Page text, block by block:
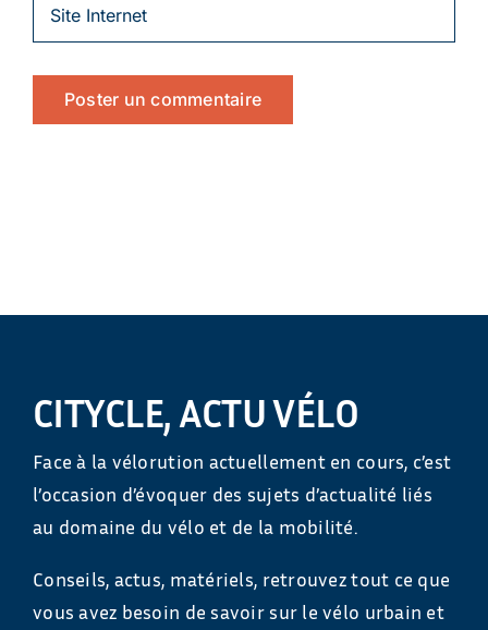
CITYCLE, ACTU VÉLO
Face à la vélorution actuellement en cours, c’est
l’occasion d’évoquer des sujets d’actualité liés
au domaine du vélo et de la mobilité.
Conseils, actus, matériels, retrouvez tout ce que
vous avez besoin de savoir sur le vélo urbain et